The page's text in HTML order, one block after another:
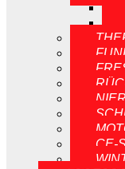
CE-